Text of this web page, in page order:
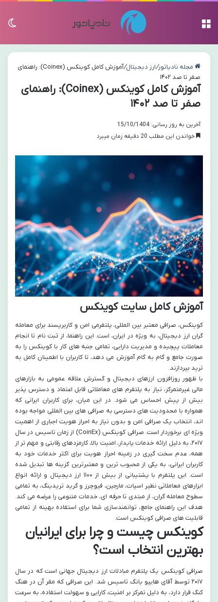
مجله نادیاتور/ارز دیجیتال/
آموزش کامل کوینکس (Coinex): راهنمای
صفر تا صد ۱۴۰۲
آموزش کامل کوینکس (Coinex): راهنمای
صفر تا صد ۱۴۰۲
آخرین به روز رسانی: 15/10/1404
خواندن این مطلب 20 دقیقه زمان میبرد
آموزش کامل سایت کوینکس
کوینکس، صرافی معتبر بین المللی، پلتفرمی امن و کاربرپسند برای معامله
گران ارز دیجیتال، به ویژه در ایران، است. این راهنما، از ثبت نام تا انجام
معاملات پیچیده و مدیریت دارایی، تمامی جنبه های کار با کوینکس را به
صورت جامع و گام به گام آموزش می دهد، تا کاربران با اطمینان کامل به
ترید بپردازند.
با ظهور روزافزون ارزهای دیجیتال و گسترش علاقه عمومی به بازارهای
مالی غیرمتمرکز، نیاز به پلتفرم های معاملاتی قابل اعتماد و دسترس پذیر
بیش از پیش احساس می شود. در این میان، برای کاربران ایرانی که
همواره با محدودیت های دسترسی به صرافی های بین المللی مواجه بوده
اند، انتخاب یک صرافی امن و بدون نیاز به احراز هویت اجباری از اهمیت
ویژه ای برخوردار است. صرافی کوینکس (CoinEx) از زمان تاسیس در سال
۲۰۱۷، به دلیل ارائه خدمات پایدار، امنیت بالا، کارمزدهای رقابتی و مهم تر از
همه، عدم سخت گیری در زمینه احراز هویت برای اکثر خدمات خود به
کاربران ایرانی، به یکی از محبوب ترین و معتبرترین گزینه ها تبدیل شده
است. این پلتفرم با پشتیبانی از بیش از ۱۱۰۰ ارز دیجیتال و ارائه انواع
ابزارهای معاملاتی نظیر اسپات، مارجین، فیوچرز و گرید تریدینگ، به تمامی
سطوح معامله گران، از مبتدی تا حرفه ای، خدمات متنوعی را عرضه می کند.
هدف این راهنمای جامع، توانمندسازی شما برای استفاده بهینه از تمامی
قابلیت های صرافی کوینکس است.
کوینکس چیست و چرا برای ایرانیان
بهترین انتخاب است؟
صرافی کوینکس یک پلتفرم مبادلات ارز دیجیتال جهانی است که در سال
۲۰۱۷ توسط آقای هایپو یانگ تاسیس شد. این صرافی که مقر آن در هنگ
کنگ قرار دارد، به دلیل تمرکز بر امنیت، کارایی و سهولت استفاده، به سرعت